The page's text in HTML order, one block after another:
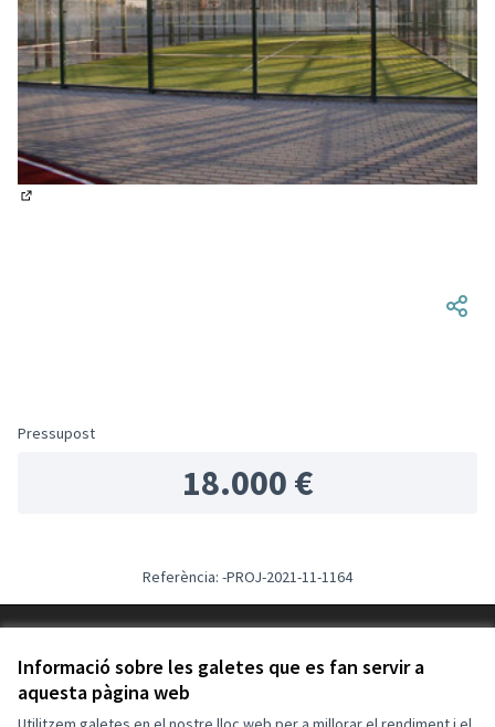
Informació sobre les galetes que es fan servir a
aquesta pàgina web
Pressupost
18.000 €
Referència: -PROJ-2021-11-1164
Configuració de les galetes
Català
Triar la llenguaElegir el idioma